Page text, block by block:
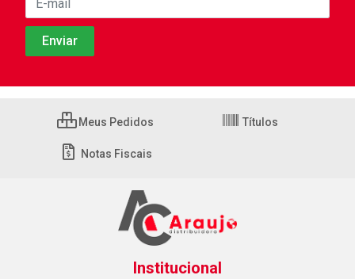
Meus Pedidos Títulos
Notas Fiscais
Institucional